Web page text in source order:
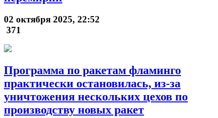
02 октября 2025, 22:52
371
Программа по ракетам фламинго
практически остановилась, из-за
уничтожения нескольких цехов по
производству новых ракет